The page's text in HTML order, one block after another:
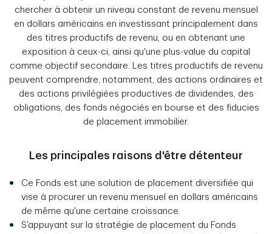
chercher à obtenir un niveau constant de revenu mensuel
en dollars américains en investissant principalement dans
des titres productifs de revenu, ou en obtenant une
exposition à ceux-ci, ainsi qu'une plus-value du capital
comme objectif secondaire. Les titres productifs de revenu
peuvent comprendre, notamment, des actions ordinaires et
des actions privilégiées productives de dividendes, des
obligations, des fonds négociés en bourse et des fiducies
de placement immobilier.
Les principales raisons d'être détenteur
Ce Fonds est une solution de placement diversifiée qui
vise à procurer un revenu mensuel en dollars américains
de même qu'une certaine croissance.
S'appuyant sur la stratégie de placement du Fonds